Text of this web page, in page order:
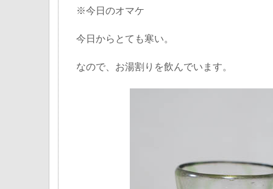
※今日のオマケ
今日からとても寒い。
なので、お湯割りを飲んでいます。